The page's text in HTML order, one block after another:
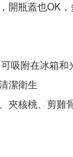
開瓶蓋也OK
吸附在冰箱和
潔衛生
夾核桃、剪雞